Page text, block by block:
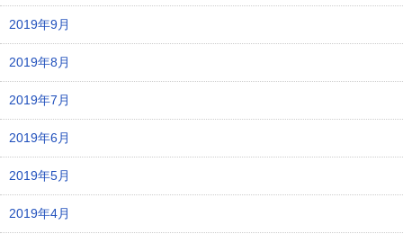
2019年9月
2019年8月
2019年7月
2019年6月
2019年5月
2019年4月